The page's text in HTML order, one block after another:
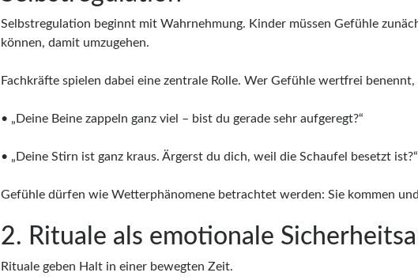
Selbstregulation beginnt mit Wahrnehmung. Kinder müssen Gefühle
können, damit umzugehen.
Fachkräfte spielen dabei eine zentrale Rolle. Wer Gefühle wertfrei
• „Deine Beine zappeln ganz viel – bist du gerade sehr aufgeregt?“
• „Deine Stirn ist ganz kraus. Ärgerst du dich, weil die Schaufel besetzt ist?“
Gefühle dürfen wie Wetterphänomene betrachtet werden: Sie kommen
2. Rituale als emotionale
Rituale geben Halt in einer bewegten Zeit.